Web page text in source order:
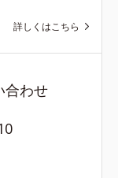
詳しくはこちら
合わせ